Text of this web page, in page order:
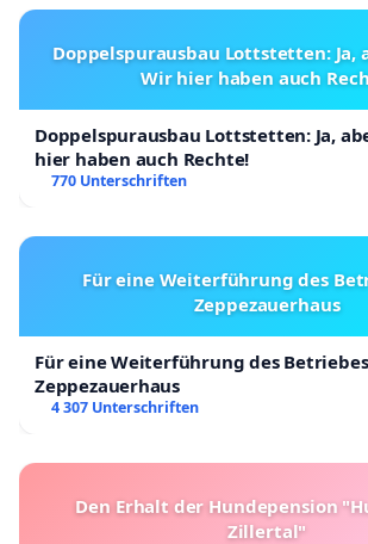
Doppelspurausbau Lottstetten: Ja,
Wir hier haben auch
Doppelspurausbau Lottstetten: Ja,
hier haben auch Rechte!
770 Unterschriften
Für eine Weiterführung des
Zeppezauerhaus
Für eine Weiterführung des
Zeppezauerhaus
4 307 Unterschriften
Den Erhalt der Hundepension
Zillertal"